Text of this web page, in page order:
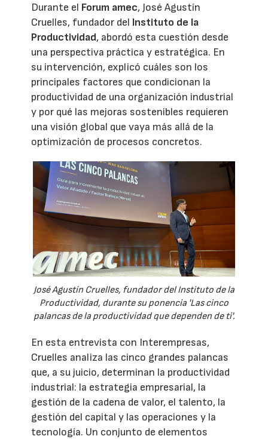
Durante el Forum amec, José Agustín
Cruelles, fundador del Instituto de la
Productividad, abordó esta cuestión desde
una perspectiva práctica y estratégica. En
su intervención, explicó cuáles son los
principales factores que condicionan la
productividad de una organización industrial
y por qué las mejoras sostenibles requieren
una visión global que vaya más allá de la
optimización de procesos concretos.
José Agustín Cruelles, fundador del Instituto de la
Productividad, durante su ponencia 'Las cinco
palancas de la productividad que dependen de ti'.
En esta entrevista con Interempresas,
Cruelles analiza las cinco grandes palancas
que, a su juicio, determinan la productividad
industrial: la estrategia empresarial, la
gestión de la cadena de valor, el talento, la
gestión del capital y las operaciones y la
tecnología. Un conjunto de elementos